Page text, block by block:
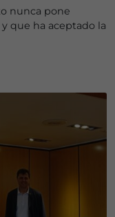
nunca pone
que ha aceptado la